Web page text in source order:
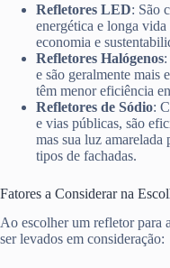
Refletores LED: São
energética e longa
economia e
Refletores Halógenos
e são geralmente mais
têm menor eficiência
Refletores de Sódio:
e vias públicas, são
mas sua luz amarelada
tipos de fachadas.
Fatores a Considerar na
Ao escolher um refletor para
ser levados em consideração: